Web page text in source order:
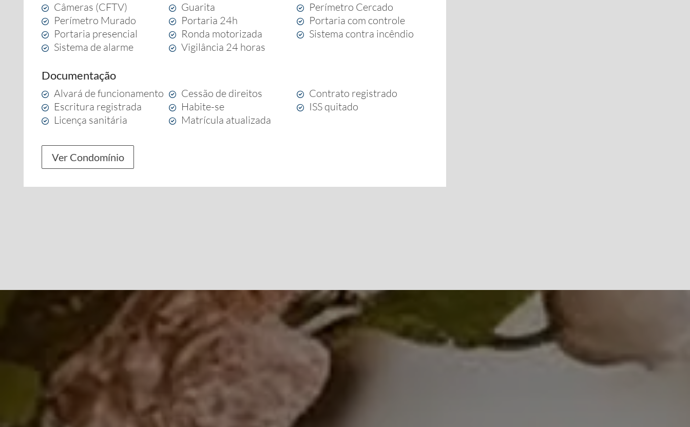
Câmeras (CFTV) Guarita
Perímetro Cercado
Perímetro Murado
Portaria 24h
Portaria com controle
Portaria presencial
Ronda motorizada
Sistema contra incêndio
Sistema de alarme
Vigilância 24 horas
Documentação
Alvará de funcionamento Cessão de direitos
Contrato registrado
Escritura registrada
Habite-se
ISS quitado
Licença sanitária
Matrícula atualizada
Ver Condomínio